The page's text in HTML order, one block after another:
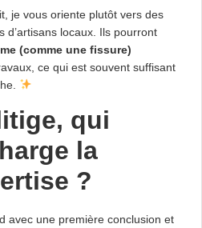
je vous oriente plutôt vers des
d’artisans locaux. Ils pourront
(comme une fissure)
ce qui est souvent suffisant
qui
la
?
avec une première conclusion et